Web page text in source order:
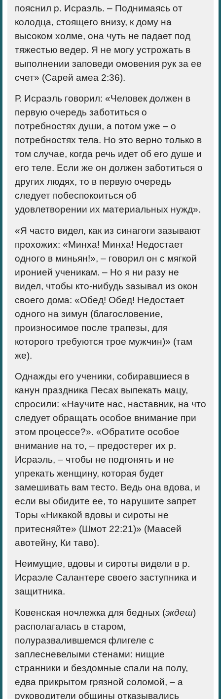
пояснил р. Исраэль. – Поднимаясь от
колодца, стоящего внизу, к дому на
высоком холме, она чуть не падает под
тяжестью ведер. Я не могу устрожать в
выполнении заповеди омовения рук за ее
счет» (Сарей амеа 2:36).
Р. Исраэль говорил: «Человек должен в
первую очередь заботиться о
потребностях души, а потом уже – о
потребностях тела. Но это верно только в
том случае, когда речь идет об его душе и
его теле. Если же он должен заботиться о
других людях, то в первую очередь
следует побеспокоиться об
удовлетворении их материальных нужд».
«Я часто видел, как из синагоги зазывают
прохожих: «Минха! Минха! Недостает
одного в миньян!», – говорил он с мягкой
иронией ученикам. – Но я ни разу не
видел, чтобы кто-нибудь зазывал из окон
своего дома: «Обед! Обед! Недостает
одного на зимун (благословение,
произносимое после трапезы, для
которого требуются трое мужчин)» (там
же).
Однажды его ученики, собиравшиеся в
канун праздника Песах выпекать мацу,
спросили: «Научите нас, наставник, на что
следует обращать особое внимание при
этом процессе?». «Обратите особое
внимание на то, – предостерег их р.
Исраэль, – чтобы не подгонять и не
упрекать женщину, которая будет
замешивать вам тесто. Ведь она вдова, и
если вы обидите ее, то нарушите запрет
Торы «Никакой вдовы и сироты не
притесняйте» (Шмот 22:21)» (Маасей
авотейну, Ки таво).
Неимущие, вдовы и сироты видели в р.
Исраэле Салантере своего заступника и
защитника.
Ковенская ночлежка для бедных (экдеш)
располагалась в старом,
полуразвалившемся флигеле с
заплесневелыми стенами: нищие
странники и бездомные спали на полу,
едва прикрытом грязной соломой, – а
руководители общины отказывались